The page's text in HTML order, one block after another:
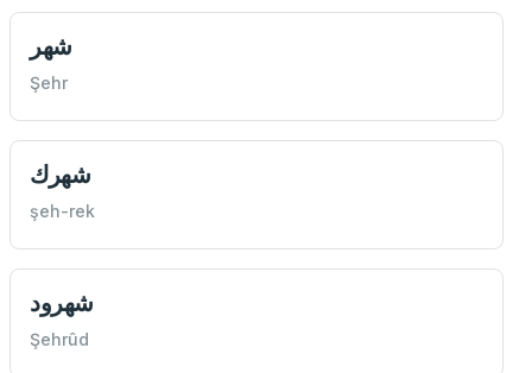
شهر
Şehr
شهرك
şeh-rek
شهرود
Şehrûd